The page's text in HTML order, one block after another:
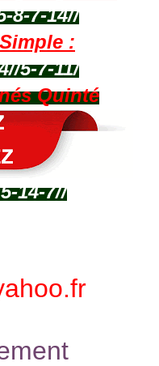
8-7-14//
:
//5-7-11/
Quinté
14-7//